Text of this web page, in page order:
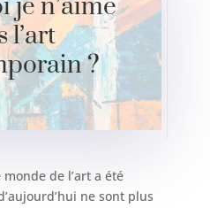
je n’aime
l’art
?
de l’art a été
ne sont plus